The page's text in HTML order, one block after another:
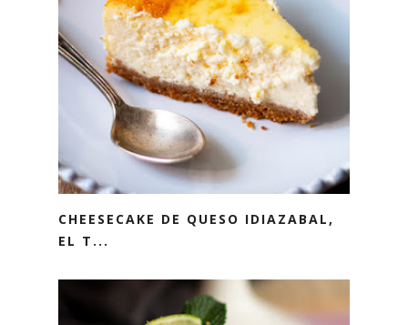
CHEESECAKE DE QUESO IDIAZABAL,
EL T...